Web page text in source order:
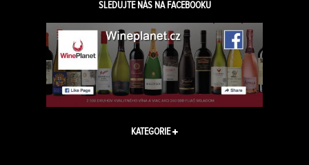
SLEDUJTE NÁS NA FACEBOOKU
KATEGORIE